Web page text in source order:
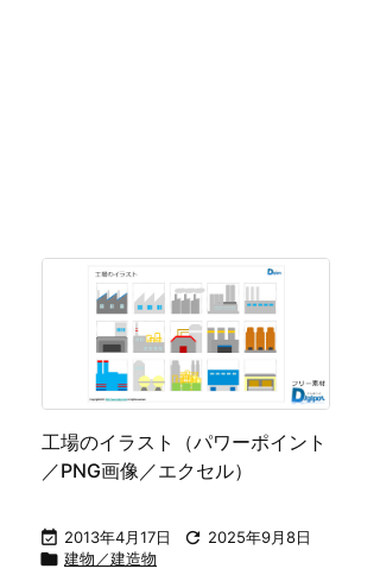
工場のイラスト（パワーポイント
／PNG画像／エクセル）
 2013年4月17日  2025年9月8日
 建物／建造物